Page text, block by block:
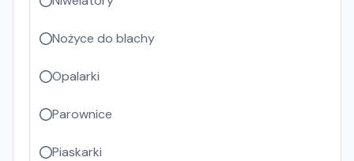
Nożyce do blachy
Opalarki
Parownice
Piaskarki